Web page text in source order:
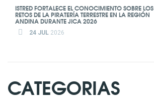
ISTRED FORTALECE EL CONOCIMIENTO SOBRE LOS
RETOS DE LA PIRATERÍA TERRESTRE EN LA REGIÓN
ANDINA DURANTE JICA 2026
24 JUL 2026
CATEGORIAS